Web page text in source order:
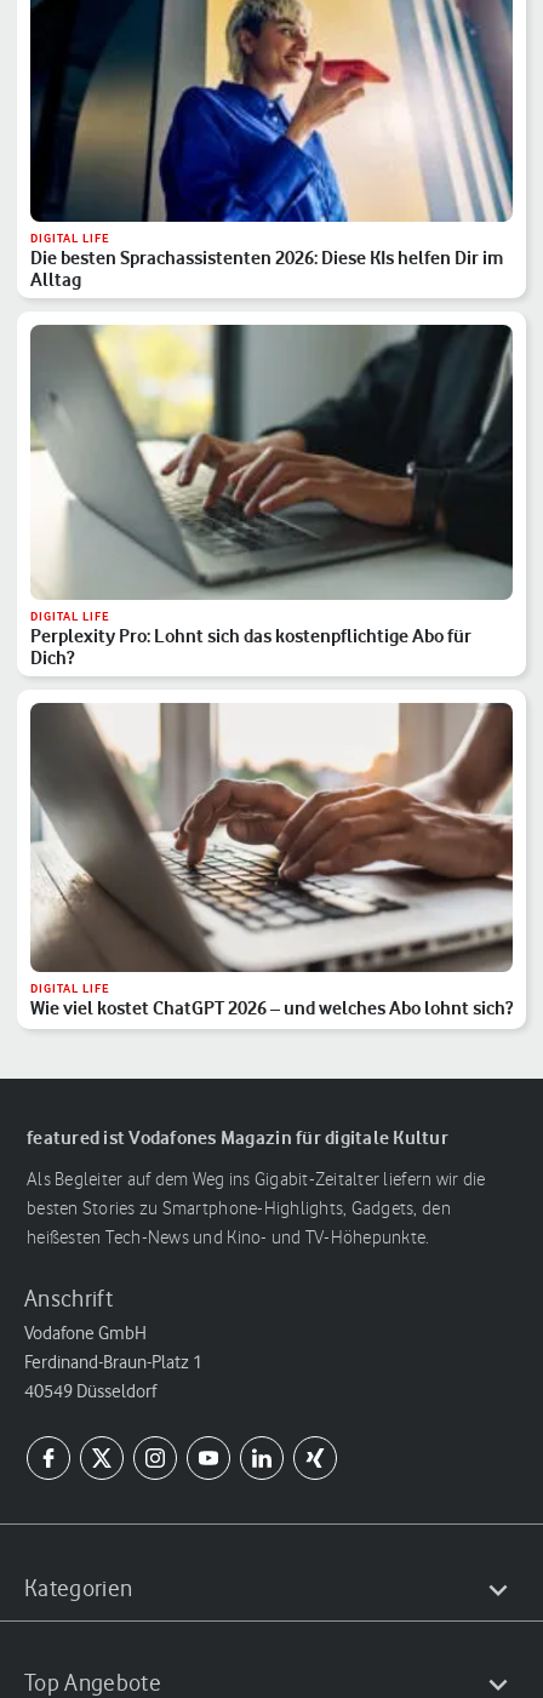
DIGITAL LIFE
Die besten Sprachassistenten 2026: Diese KIs helfen Dir im
Alltag
DIGITAL LIFE
Perplexity Pro: Lohnt sich das kostenpflichtige Abo für
Dich?
DIGITAL LIFE
Wie viel kostet ChatGPT 2026 – und welches Abo lohnt sich?
featured ist Vodafones Magazin für digitale Kultur
Als Begleiter auf dem Weg ins Gigabit-Zeitalter liefern wir die
besten Stories zu Smartphone-Highlights, Gadgets, den
heißesten Tech-News und Kino- und TV-Höhepunkte.
Anschrift
Vodafone GmbH
Ferdinand-Braun-Platz 1
40549 Düsseldorf
Kategorien
Top Angebote